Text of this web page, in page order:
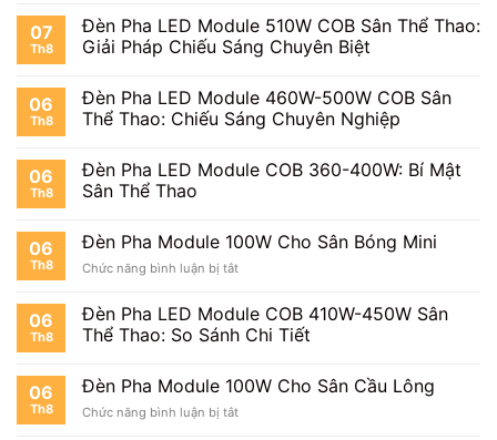
07
Th8
Đèn Pha LED Module 510W COB Sân Thể Thao:
Giải Pháp Chiếu Sáng Chuyên Biệt
06
Th8
Đèn Pha LED Module 460W-500W COB Sân
Thể Thao: Chiếu Sáng Chuyên Nghiệp
06
Th8
Đèn Pha LED Module COB 360-400W: Bí Mật
Sân Thể Thao
06
Th8
Đèn Pha Module 100W Cho Sân Bóng Mini
Chức năng bình luận bị tắtở
Pha
Module
100W
Sân
Mini
06
Th8
Đèn Pha LED Module COB 410W-450W Sân
Thể Thao: So Sánh Chi Tiết
06
Th8
Đèn Pha Module 100W Cho Sân Cầu Lông
Chức năng bình luận bị tắtở